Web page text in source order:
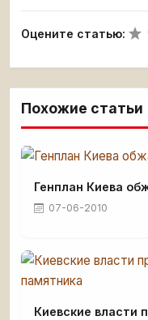
Оцените статью:
Похожие статьи
Генплан Киева
07-06-2010
Киевские власти